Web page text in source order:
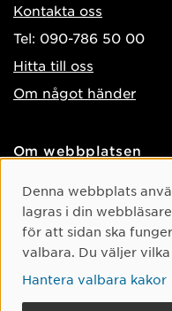
Kontakta oss
Tel: 090-786 50 00
Hitta till oss
Om något händer
Om webbplatsen
Behandling av
personuppgifter
Hantera kakor
Cookie-
Denna webbplats
lagras i din
för att sidan ska
valbara. Du väljer
Hantera valbara kakor